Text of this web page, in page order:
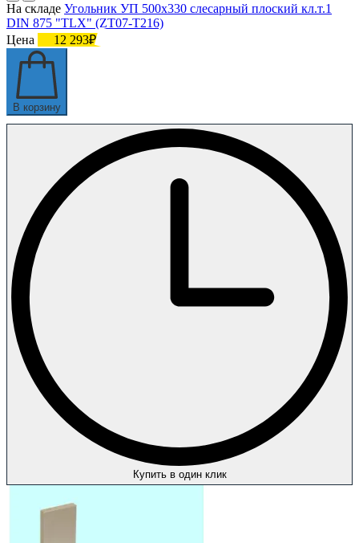
На складе Угольник УП 500х330 слесарный плоский кл.т.1
DIN 875 "TLX" (ZT07-T216)
Цена
12 293₽
В корзину
Купить в один клик